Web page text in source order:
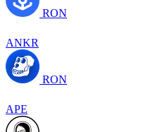
RON
ANKR
RON
APE